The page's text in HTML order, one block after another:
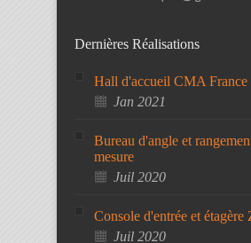
Dernières Réalisations
Hall d'accueil CMA France
Jan 2021
Bureau d'angle et
mesure
Juil 2020
Console d'entrée et étagère
Juil 2020